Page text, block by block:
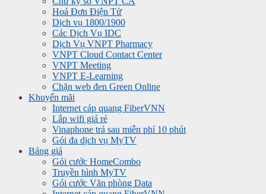
Hoá Đơn Điện Tử
Dịch vụ 1800/1900
Các Dịch Vụ IDC
Dịch Vụ VNPT Pharmacy
VNPT Cloud Contact Center
VNPT Meeting
VNPT E-Learning
Chặn web đen Green Online
Khuyến mãi
Internet cáp quang FiberVNN
Lắp wifi giá rẻ
Vinaphone trả sau miễn phí 10 phút
Gói đa dịch vụ MyTV
Bảng giá
Gói cước HomeCombo
Truyền hình MyTV
Gói cước Văn phòng Data